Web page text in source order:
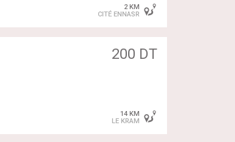
2 KM
CITÉ ENNASR
200 DT
14 KM
LE KRAM